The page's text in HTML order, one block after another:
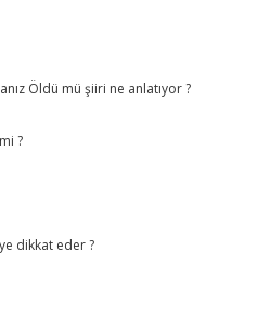
Öldü mü şiiri ne anlatıyor ?
?
dikkat eder ?